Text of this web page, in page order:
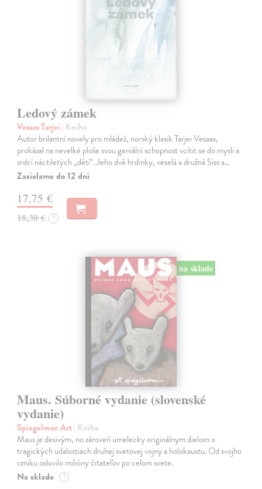
Ledový zámek
Vesaas Tarjei | Kniha
Autor brilantní novely pro mládež, norský klasik Tarjei Vesaas,
prokázal na nevelké ploše svou geniální schopnost vcítit se do mysli a
srdcí náctiletých „dětí“. Jeho dvě hrdinky, veselá a družná Siss a…
Zasielame do 12 dní
17,75 €
18,30 € ?
na sklade
Maus. Súborné vydanie (slovenské
vydanie)
Spiegelman Art| Kniha
Maus je desivým, no zároveň umelecky originálnym dielom o
tragických udalostiach druhej svetovej vojny a holokaustu. Od svojho
vzniku oslovilo milióny čitateľov po celom svete.
Na sklade ?